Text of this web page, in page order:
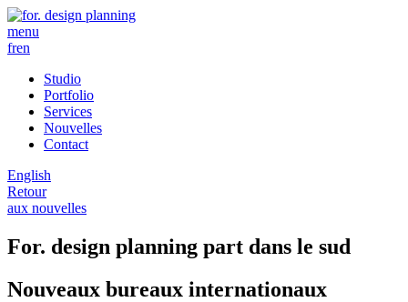
menu
fren
Studio
Portfolio
Services
Nouvelles
Contact
English
Retour
aux nouvelles
For. design planning part dans le sud
Nouveaux bureaux internationaux